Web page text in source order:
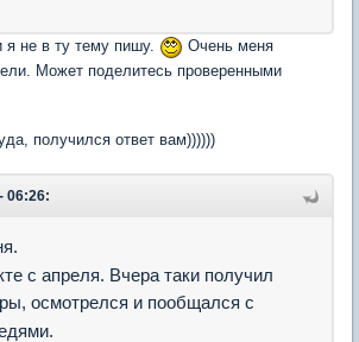
я не в ту тему пишу.
Очень меня
Может поделитесь проверенными
получился ответ вам))))))
06:26:
с апреля. Вчера таки получил
осмотрелся и пообщался с